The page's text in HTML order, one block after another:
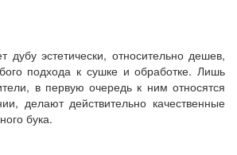
дубу эстетически, относительно дешев,
подхода к сушке и обработке. Лишь
в первую очередь к ним относятся
делают действительно качественные
бука.